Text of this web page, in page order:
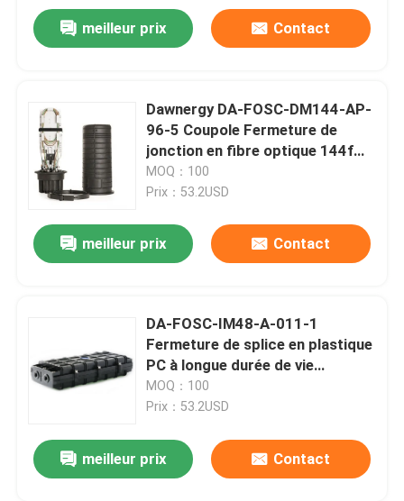
meilleur prix Contact
Dawnergy DA-FOSC-DM144-AP-
96-5 Coupole Fermeture de
jonction en fibre optique 144f
Capacité 5 ports Protection
IP68
MOQ：100
Prix：53.2USD
meilleur prix Contact
DA-FOSC-IM48-A-011-1
Fermeture de splice en plastique
PC à longue durée de vie
capacité de 48 fibres
MOQ：100
Prix：53.2USD
meilleur prix Contact